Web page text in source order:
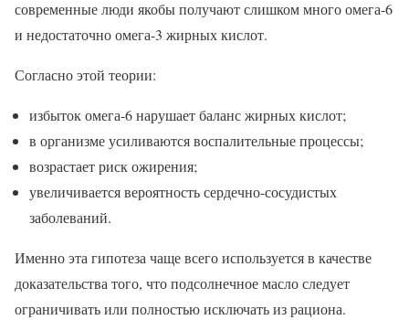
современные люди якобы получают слишком много омега-6
и недостаточно омега-3 жирных кислот.
Согласно этой теории:
избыток омега-6 нарушает баланс жирных кислот;
в организме усиливаются воспалительные процессы;
возрастает риск ожирения;
увеличивается вероятность сердечно-сосудистых
заболеваний.
Именно эта гипотеза чаще всего используется в качестве
доказательства того, что подсолнечное масло следует
ограничивать или полностью исключать из рациона.